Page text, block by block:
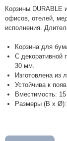
Корзины DURABLE
офисов, отелей,
исполнения.
Корзина для
С декоративной
30 мм.
Изготовлена из
Устойчива к
Вместимость:
Размеры (В x